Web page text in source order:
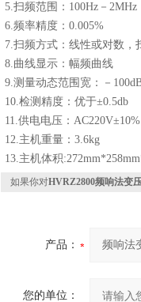
5.扫频范围：100Hz－2MHz
6.频率精度：0.005%
7.扫频方式：线性或对数，
8.曲线显示：幅频曲线
9.测量动态范围宽：－
10.检测精度：优于±0.5db
11.供电电压：AC220V±10%
12.主机重量：3.6kg
13.主机体积
如果你对HVRZ2800频响法变
产品：
您的单位：